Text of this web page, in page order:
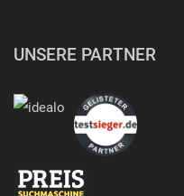
UNSERE PARTNER